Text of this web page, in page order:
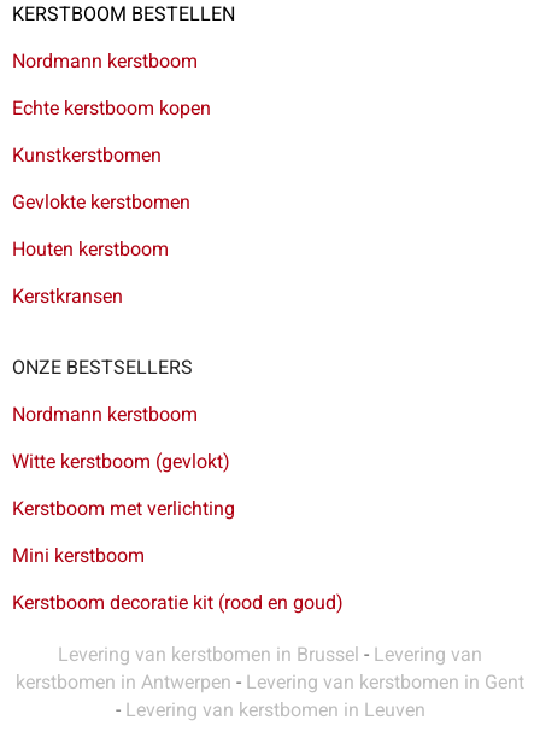
KERSTBOOM BESTELLEN
Nordmann kerstboom
Echte kerstboom kopen
Kunstkerstbomen
Gevlokte kerstbomen
Houten kerstboom
Kerstkransen
ONZE BESTSELLERS
Nordmann kerstboom
Witte kerstboom (gevlokt)
Kerstboom met verlichting
Mini kerstboom
Kerstboom decoratie kit (rood en goud)
Levering van kerstbomen in Brussel - Levering van
kerstbomen in Antwerpen - Levering van kerstbomen in Gent
- Levering van kerstbomen in Leuven